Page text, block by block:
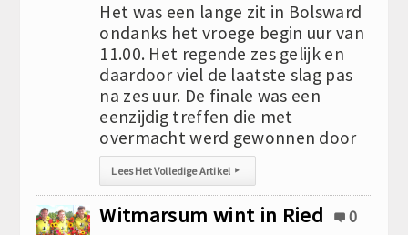
Het was een lange zit in Bolsward
ondanks het vroege begin uur van
11.00. Het regende zes gelijk en
daardoor viel de laatste slag pas
na zes uur. De finale was een
eenzijdig treffen die met
overmacht werd gewonnen door
Lees Het Volledige Artikel ▸
Witmarsum wint in Ried 0